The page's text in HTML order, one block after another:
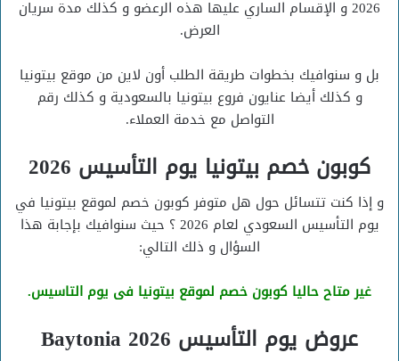
2026 و الإقسام الساري عليها هذه الرعضو و كذلك مدة سريان
العرض.
بل و سنوافيك بخطوات طريقة الطلب أون لاين من موقع بيتونيا
و كذلك أيضا عنايون فروع بيتونيا بالسعودية و كذلك رقم
التواصل مع خدمة العملاء.
كوبون خصم بيتونيا يوم التأسيس 2026
و إذا كنت تتسائل حول هل متوفر كوبون خصم لموقع بيتونيا في
يوم التأسيس السعودي لعام 2026 ؟ حيث سنوافيك بإجابة هذا
السؤال و ذلك التالي:
غير متاح حاليا كوبون خصم لموقع بيتونيا فى يوم التاسيس.
عروض يوم التأسيس 2026 Baytonia